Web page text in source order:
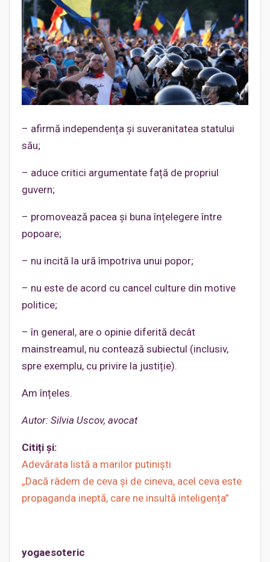
– afirmă independența și suveranitatea statului
său;
– aduce critici argumentate față de propriul
guvern;
– promovează pacea și buna înțelegere între
popoare;
– nu incită la ură împotriva unui popor;
– nu este de acord cu cancel culture din motive
politice;
– în general, are o opinie diferită decât
mainstreamul, nu contează subiectul (inclusiv,
spre exemplu, cu privire la justiție).
Am înțeles.
Autor: Silvia Uscov, avocat
Citiți și:
Adevărata listă a marilor putiniști
„Dacă râdem de ceva și de cineva, acel ceva este
propaganda ineptă, care ne insultă inteligența”
yogaesoteric